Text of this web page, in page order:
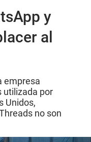
y
al
empresa
utilizada por
Unidos,
no son